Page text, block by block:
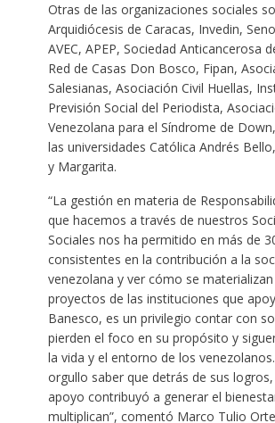
Otras de las organizaciones sociales
Arquidiócesis de Caracas, Invedin,
AVEC, APEP, Sociedad Anticancerosa
Red de Casas Don Bosco, Fipan,
Salesianas, Asociación Civil Huellas,
Previsión Social del Periodista,
Venezolana para el Síndrome de
las universidades Católica Andrés
y Margarita.
“La gestión en materia de
que hacemos a través de nuestros
Sociales nos ha permitido en más de
consistentes en la contribución a la
venezolana y ver cómo se
proyectos de las instituciones que
Banesco, es un privilegio contar con
pierden el foco en su propósito y
la vida y el entorno de los
orgullo saber que detrás de sus
apoyo contribuyó a generar el
multiplican”, comentó Marco Tulio